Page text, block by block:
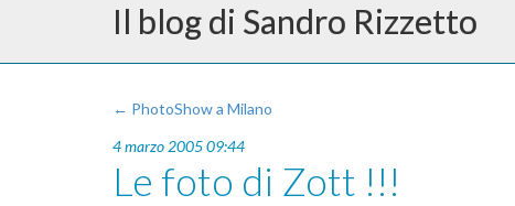
Il blog di Sandro Rizzetto
← PhotoShow a Milano
4 marzo 2005 09:44
Le foto di Zott !!!